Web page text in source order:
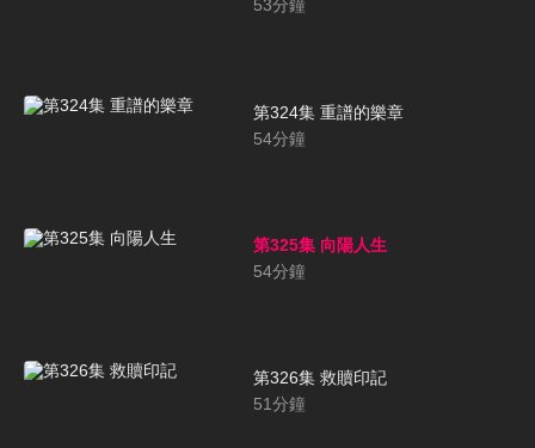
53分鐘
第324集 重譜的樂章
54分鐘
第325集 向陽人生
54分鐘
第326集 救贖印記
51分鐘